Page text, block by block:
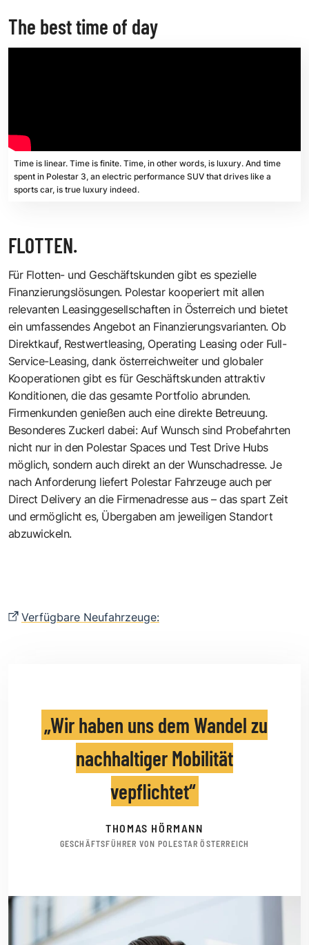
The best time of day
Time is linear. Time is finite. Time, in other words, is luxury. And time
spent in Polestar 3, an electric performance SUV that drives like a
sports car, is true luxury indeed.
FLOTTEN.
Für Flotten- und Geschäftskunden gibt es spezielle
Finanzierungslösungen. Polestar kooperiert mit allen
relevanten Leasinggesellschaften in Österreich und bietet
ein umfassendes Angebot an Finanzierungsvarianten. Ob
Direktkauf, Restwertleasing, Operating Leasing oder Full-
Service-Leasing, dank österreichweiter und globaler
Kooperationen gibt es für Geschäftskunden attraktiv
Konditionen, die das gesamte Portfolio abrunden.
Firmenkunden genießen auch eine direkte Betreuung.
Besonderes Zuckerl dabei: Auf Wunsch sind Probefahrten
nicht nur in den Polestar Spaces und Test Drive Hubs
möglich, sondern auch direkt an der Wunschadresse. Je
nach Anforderung liefert Polestar Fahrzeuge auch per
Direct Deliveryan die Firmenadresse aus – das spart Zeit
und ermöglicht es, Übergaben am jeweiligen Standort
abzuwickeln.
Verfügbare Neufahrzeuge:
Wir haben uns dem Wandel zu
nachhaltiger Mobilität
vepflichtet
THOMAS HÖRMANN
GESCHÄFTSFÜHRER VON POLESTAR ÖSTERREICH